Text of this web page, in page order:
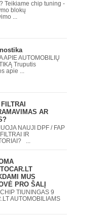
Teikiame chip tuning -
blokų
...
APIE AUTOMOBILIŲ
Truputis
apie ...
AR
NAUJI DPF / FAP
IR
...
MUS
PRO ŠALĮ
TIUNINGAS 9
AUTOMOBILIAMS